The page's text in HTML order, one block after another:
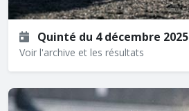
Quinté du 4 décembre 2025
Voir l'archive et les résultats